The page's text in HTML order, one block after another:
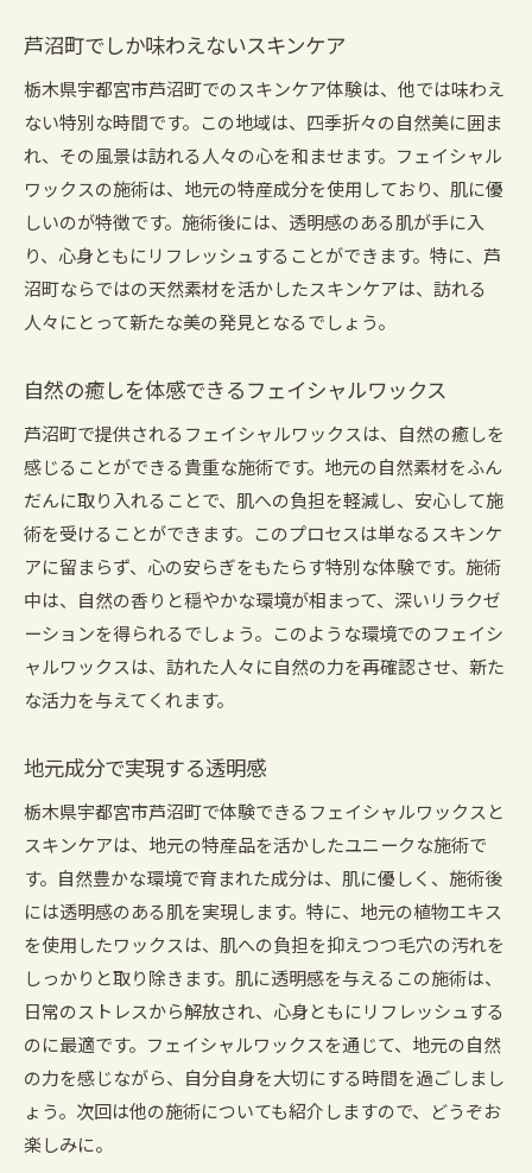
芦沼町でしか味わえないスキンケア
栃木県宇都宮市芦沼町でのスキンケア体験は、他では味わえ
ない特別な時間です。この地域は、四季折々の自然美に囲ま
れ、その風景は訪れる人々の心を和ませます。フェイシャル
ワックスの施術は、地元の特産成分を使用しており、肌に優
しいのが特徴です。施術後には、透明感のある肌が手に入
り、心身ともにリフレッシュすることができます。特に、芦
沼町ならではの天然素材を活かしたスキンケアは、訪れる
人々にとって新たな美の発見となるでしょう。
自然の癒しを体感できるフェイシャルワックス
芦沼町で提供されるフェイシャルワックスは、自然の癒しを
感じることができる貴重な施術です。地元の自然素材をふん
だんに取り入れることで、肌への負担を軽減し、安心して施
術を受けることができます。このプロセスは単なるスキンケ
アに留まらず、心の安らぎをもたらす特別な体験です。施術
中は、自然の香りと穏やかな環境が相まって、深いリラクゼ
ーションを得られるでしょう。このような環境でのフェイシ
ャルワックスは、訪れた人々に自然の力を再確認させ、新た
な活力を与えてくれます。
地元成分で実現する透明感
栃木県宇都宮市芦沼町で体験できるフェイシャルワックスと
スキンケアは、地元の特産品を活かしたユニークな施術で
す。自然豊かな環境で育まれた成分は、肌に優しく、施術後
には透明感のある肌を実現します。特に、地元の植物エキス
を使用したワックスは、肌への負担を抑えつつ毛穴の汚れを
しっかりと取り除きます。肌に透明感を与えるこの施術は、
日常のストレスから解放され、心身ともにリフレッシュする
のに最適です。フェイシャルワックスを通じて、地元の自然
の力を感じながら、自分自身を大切にする時間を過ごしまし
ょう。次回は他の施術についても紹介しますので、どうぞお
楽しみに。